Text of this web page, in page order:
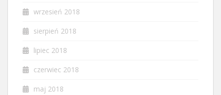
wrzesień 2018
sierpień 2018
lipiec 2018
czerwiec 2018
maj 2018